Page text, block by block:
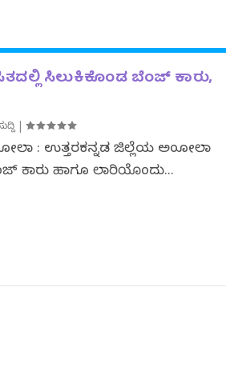
ಸಿಲುಕಿಕೊಂಡ ಬೆಂಜ್‌ ಕಾರು,
|
: ಉತ್ತರಕನ್ನಡ ಜಿಲ್ಲೆಯ ಅಂಕೋಲಾ
ಕಾರು ಹಾಗೂ ಲಾರಿಯೊಂದು...